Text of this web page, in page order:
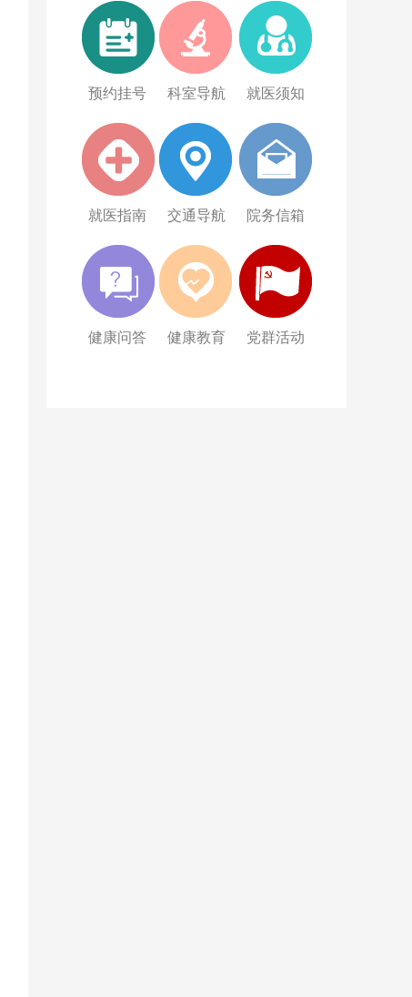
预约挂号 科室导航 就医须知
就医指南 交通导航 院务信箱
健康问答 健康教育 党群活动